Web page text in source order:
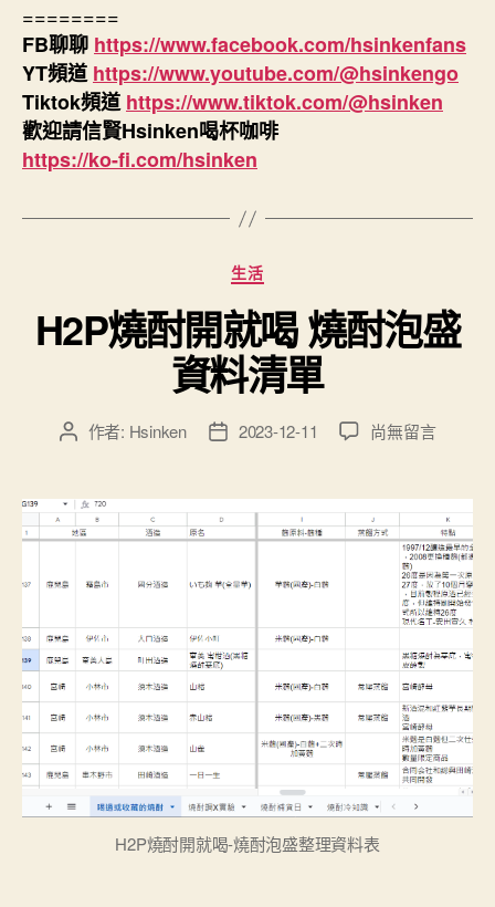
========
FB聊聊 https://www.facebook.com/hsinkenfans
YT頻道 https://www.youtube.com/@hsinkengo
Tiktok頻道 https://www.tiktok.com/@hsinken
歡迎請信賢Hsinken喝杯咖啡
https://ko-fi.com/hsinken
分
類
生活
H2P燒酎開就喝 燒酎泡盛
資料清單
文
者
作者: Hsinken
文
佈
日
2023-12-11
在
酎
開
酎
盛
資
料
單〉
尚無留言
H2P燒酎開就喝-燒酎泡盛整理資料表